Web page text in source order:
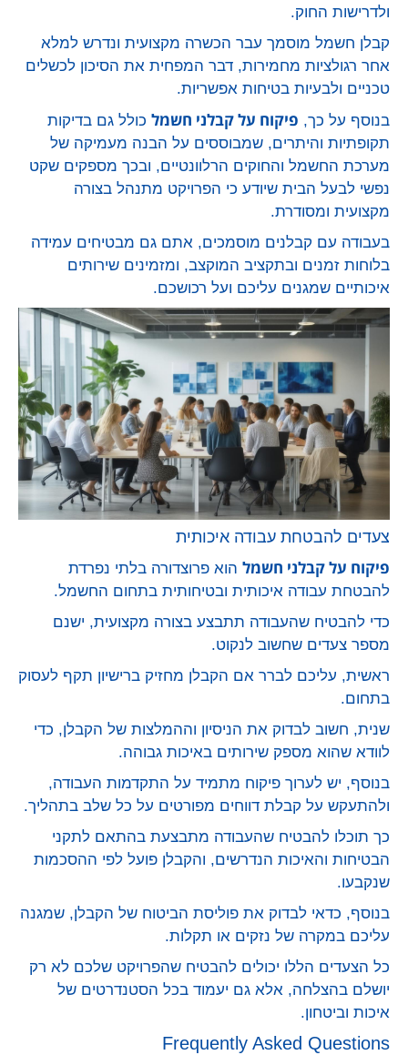
ולדרישות החוק.
קבלן חשמל מוסמך עבר הכשרה מקצועית ונדרש למלא
אחר רגולציות מחמירות, דבר המפחית את הסיכון לכשלים
טכניים ולבעיות בטיחות אפשריות.
בנוסף על כך, פיקוח על קבלני חשמלכולל גם בדיקות
תקופתיות והיתרים, שמבוססים על הבנה מעמיקה של
מערכת החשמל והחוקים הרלוונטיים, ובכך מספקים שקט
נפשי לבעל הבית שיודע כי הפרויקט מתנהל בצורה
מקצועית ומסודרת.
בעבודה עם קבלנים מוסמכים, אתם גם מבטיחים עמידה
בלוחות זמנים ובתקציב המוקצב, ומזמינים שירותים
איכותיים שמגנים עליכם ועל רכושכם.
צעדים להבטחת עבודה איכותית
פיקוח על קבלני חשמלהוא פרוצדורה בלתי נפרדת
להבטחת עבודה איכותית ובטיחותית בתחום החשמל.
כדי להבטיח שהעבודה תתבצע בצורה מקצועית, ישנם
מספר צעדים שחשוב לנקוט.
ראשית, עליכם לברר אם הקבלן מחזיק ברישיון תקף לעסוק
בתחום.
שנית, חשוב לבדוק את הניסיון וההמלצות של הקבלן, כדי
לוודא שהוא מספק שירותים באיכות גבוהה.
בנוסף, יש לערוך פיקוח מתמיד על התקדמות העבודה,
ולהתעקש על קבלת דווחים מפורטים על כל שלב בתהליך.
כך תוכלו להבטיח שהעבודה מתבצעת בהתאם לתקני
הבטיחות והאיכות הנדרשים, והקבלן פועל לפי ההסכמות
שנקבעו.
בנוסף, כדאי לבדוק את פוליסת הביטוח של הקבלן, שמגנה
עליכם במקרה של נזקים או תקלות.
כל הצעדים הללו יכולים להבטיח שהפרויקט שלכם לא רק
יושלם בהצלחה, אלא גם יעמוד בכל הסטנדרטים של
איכות וביטחון.
Frequently Asked Questions